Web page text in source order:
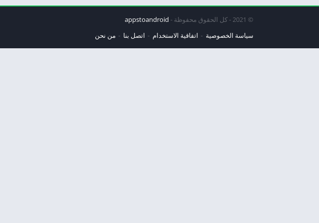
© 2021 - كل الحقوق محفوظة -
appstoandroid
سياسة الخصوصية
اتفاقية الاستخدام اتصل بنا من نحن